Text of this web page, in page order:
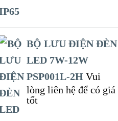
BỘ LƯU ĐIỆN ĐÈN
LED 7W-12W
PSP001L-2H Vui
lòng liên hệ để có giá
tốt